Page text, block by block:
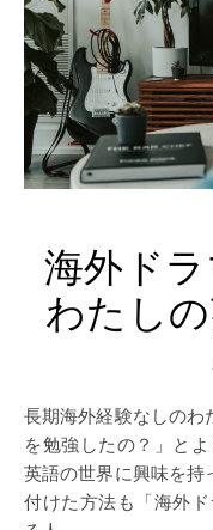
海外ドラ
わたし
長期海外経験なしのわたしが英語を喋ると「どうやって英語
を勉強したの？」と
英語の世界に興味を持
付けた方法も「海外